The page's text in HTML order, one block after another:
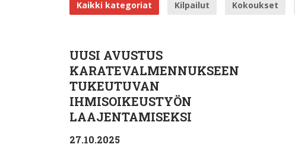
Kaikki kategoriat Kilpailut Kokoukset
UUSI AVUSTUS
KARATEVALMENNUKSEEN
TUKEUTUVAN
IHMISOIKEUSTYÖN
LAAJENTAMISEKSI
27.10.2025